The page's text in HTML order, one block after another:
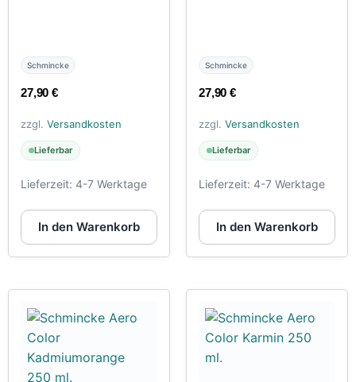
Schmincke
27,90€
zzgl. Versandkosten
Lieferbar
Lieferzeit: 4-7 Werktage
In den Warenkorb
Schmincke
27,90€
zzgl. Versandkosten
Lieferbar
Lieferzeit: 4-7 Werktage
In den Warenkorb